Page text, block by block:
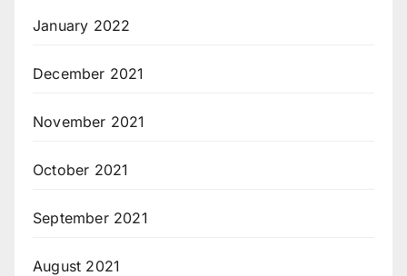
January 2022
December 2021
November 2021
October 2021
September 2021
August 2021